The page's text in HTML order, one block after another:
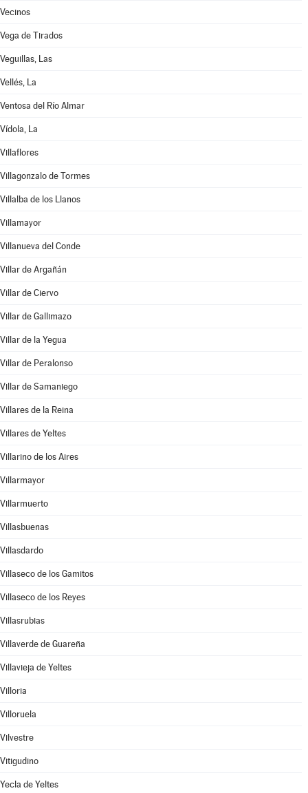
Vecinos
Vega de Tirados
Veguillas, Las
Vellés, La
Ventosa del Río Almar
Vídola, La
Villaflores
Villagonzalo de Tormes
Villalba de los Llanos
Villamayor
Villanueva del Conde
Villar de Argañán
Villar de Ciervo
Villar de Gallimazo
Villar de la Yegua
Villar de Peralonso
Villar de Samaniego
Villares de la Reina
Villares de Yeltes
Villarino de los Aires
Villarmayor
Villarmuerto
Villasbuenas
Villasdardo
Villaseco de los Gamitos
Villaseco de los Reyes
Villasrubias
Villaverde de Guareña
Villavieja de Yeltes
Villoria
Villoruela
Vilvestre
Vitigudino
Yecla de Yeltes